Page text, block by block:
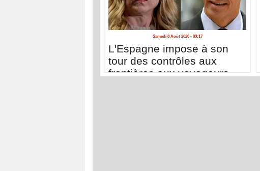
Samedi 8 Août 2026 - 03:17
L'Espagne impose à son
tour des contrôles aux
frontières aux voyageurs